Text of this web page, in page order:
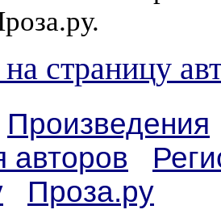
страницу
Произведения
авторов
Проза.ру